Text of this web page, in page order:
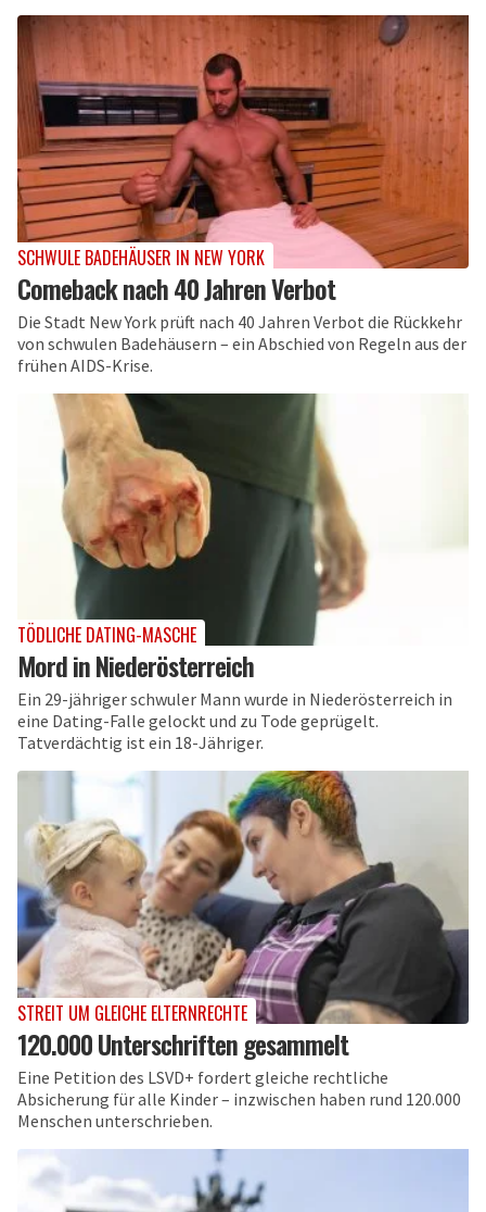
SCHWULE BADEHÄUSER IN NEW YORK
Comeback nach 40 Jahren Verbot
Die Stadt New York prüft nach 40 Jahren Verbot die Rückkehr
von schwulen Badehäusern – ein Abschied von Regeln aus der
frühen AIDS-Krise.
TÖDLICHE DATING-MASCHE
Mord in Niederösterreich
Ein 29-jähriger schwuler Mann wurde in Niederösterreich in
eine Dating-Falle gelockt und zu Tode geprügelt.
Tatverdächtig ist ein 18-Jähriger.
STREIT UM GLEICHE ELTERNRECHTE
120.000 Unterschriften gesammelt
Eine Petition des LSVD+ fordert gleiche rechtliche
Absicherung für alle Kinder – inzwischen haben rund 120.000
Menschen unterschrieben.